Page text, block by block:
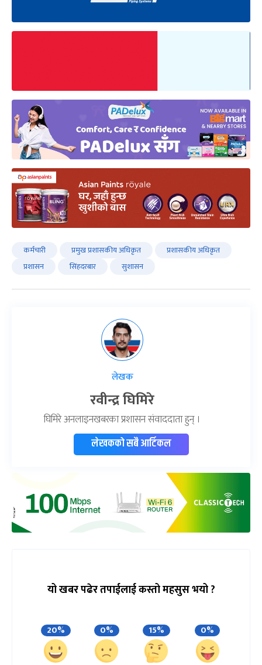
कर्मचारी प्रमुख प्रशासकीय अधिकृत
प्रशासकीय अधिकृत
प्रशासन
सिंहदरबार सुशासन
लेखक
रवीन्द्र घिमिरे
घिमिरे अनलाइनखबरका प्रशासन संवाददाता हुन् ।
लेखकको सबै आर्टिकल
यो खबर पढेर तपाईलाई कस्तो महसुस भयो ?
20% 0% 15% 0%